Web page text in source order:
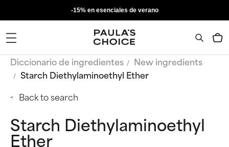
-15% en esenciales de verano
Diccionario de ingredientes
New ingredients
Starch Diethylaminoethyl Ether
Back to search
Starch Diethylaminoethyl
Ether